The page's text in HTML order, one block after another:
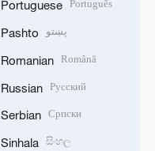
Portuguese Português
Pashto پښتو
Romanian Română
Russian Русский
Serbian Српски
Sinhala සිංහල